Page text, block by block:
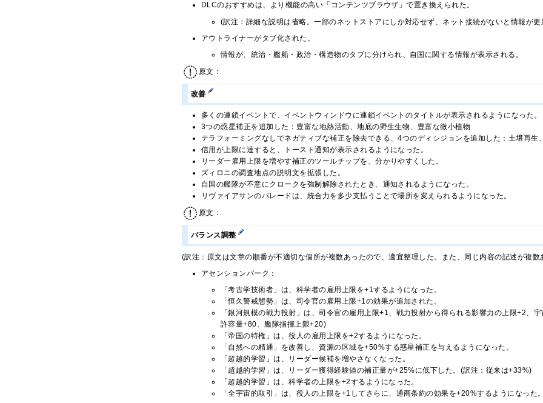
DLCのおすすめは、より機能の高い「コンテンツブラウザ」で置き換えられた。
(訳注：詳細な説明は省略。一部のネットストアにしか対応せず、ネット接続がないと情報が
アウトライナーがタブ化された。
情報が、統治・艦船・政治・構造物のタブに分けられ、自国に関する情報が表示される。
原文：
改善
多くの連鎖イベントで、イベントウィンドウに連鎖イベントのタイトルが表示されるようになった。
3つの惑星補正を追加した：豊富な地熱活動、地底の野生生物、豊富な微小植物
テラフォーミングなしでネガティブな補正を除去できる、4つのディシジョンを追加した：土壌再
信用が上限に達すると、トースト通知が表示されるようになった。
リーダー雇用上限を増やす補正のツールチップを、分かりやすくした。
ズィロニの調査地点の説明文を拡張した。
自国の艦隊が不意にクロークを強制解除されたとき、通知されるようになった。
リヴァイアサンのパレードは、統合力を多少支払うことで場所を変えられるようになった。
原文：
バランス調整
(訳注：原文は文章の順番が不適切な個所が複数あったので、適宜整理した。また、同じ内容の記述が複
アセンションパーク：
「考古学技術者」は、科学者の雇用上限を+1するようになった。
「恒久警戒態勢」は、司令官の雇用上限+1の効果が追加された。
「銀河規模の戦力投射」は、司令官の雇用上限+1、戦力投射から得られる影響力の上限+2
許容量+80、艦隊指揮上限+20)
「帝国の特権」は、役人の雇用上限を+2するようになった。
「自然への精通」を改善し、資源の区域を+50%する惑星補正を与えるようになった。
「超越的学習」は、リーダー候補を増やさなくなった。
「超越的学習」は、リーダー獲得経験値の補正量が+25%に低下した。(訳注：従来は+33%)
「超越的学習」は、科学者の上限を+2するようになった。
「全宇宙的取引」は、役人の上限を+1してさらに、通商条約の効果を+20%するようになった